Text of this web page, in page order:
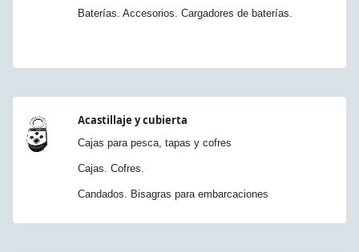
Baterías. Accesorios. Cargadores de baterías.
Acastillaje y cubierta
Cajas para pesca, tapas y cofres
Cajas. Cofres.
Candados. Bisagras para embarcaciones